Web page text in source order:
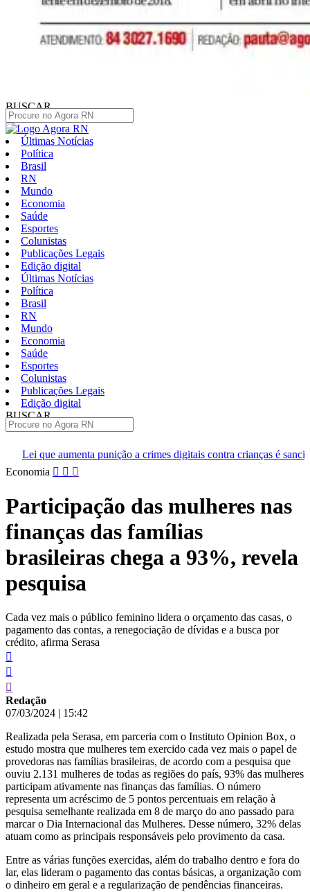
BUSCAR
Últimas Notícias
Política
Brasil
RN
Mundo
Economia
Saúde
Esportes
Colunistas
Publicações Legais
Edição digital
Últimas Notícias
Política
Brasil
RN
Mundo
Economia
Saúde
Esportes
Colunistas
Publicações Legais
Edição digital
BUSCAR
a crimes digitais contra crianças é sancionada
Alice
Pular
conteúdo
Economia
Participação das mulheres nas
finanças das famílias
brasileiras chega a 93%, revela
pesquisa
Cada vez mais o público feminino lidera o orçamento das casas, o
pagamento das contas, a renegociação de dívidas e a busca por
crédito, afirma Serasa
Redação
07/03/2024 | 15:42
Realizada pela Serasa, em parceria com o Instituto Opinion Box, o
estudo mostra que mulheres tem exercido cada vez mais o papel de
provedoras nas famílias brasileiras, de acordo com a pesquisa que
ouviu 2.131 mulheres de todas as regiões do país, 93% das mulheres
participam ativamente nas finanças das famílias. O número
representa um acréscimo de 5 pontos percentuais em relação à
pesquisa semelhante realizada em 8 de março do ano passado para
marcar o Dia Internacional das Mulheres. Desse número, 32% delas
atuam como as principais responsáveis pelo provimento da casa.
Entre as várias funções exercidas, além do trabalho dentro e fora do
lar, elas lideram o pagamento das contas básicas, a organização com
o dinheiro em geral e a regularização de pendências financeiras.